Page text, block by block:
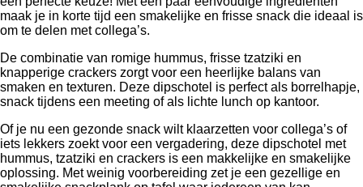
maak je in korte tijd een smakelijke en frisse snack die ideaal is
om te delen met collega’s.
De combinatie van romige hummus, frisse tzatziki en
knapperige crackers zorgt voor een heerlijke balans van
smaken en texturen. Deze dipschotel is perfect als borrelhapje,
snack tijdens een meeting of als lichte lunch op kantoor.
Of je nu een gezonde snack wilt klaarzetten voor collega’s of
iets lekkers zoekt voor een vergadering, deze dipschotel met
hummus, tzatziki en crackers is een makkelijke en smakelijke
oplossing. Met weinig voorbereiding zet je een gezellige en